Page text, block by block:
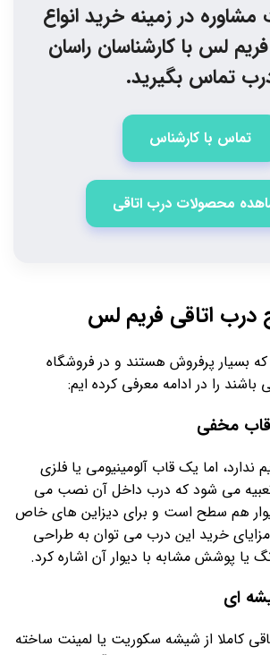
مشاوره در زمینه خرید انواع
لس با کارشناسان راسان
تماس بگیرید.
تماس با کارشناس
محصولات درب اتاقی
درب اتاقی فریم لس
بسیار پرفروش هستند و در فروشگاه
را در ادامه معرفی کرده ایم:
مخفی
ندارد، اما یک قاب آلومینیومی یا فلزی
تعبیه می شود که درب داخل آن نصب می
هم سطح است و برای دیزاین های خاص
خرید این درب می توان به طراحی
پوشش مشابه با دیوار آن اشاره کرد.
ای
کاملا از شیشه سکوریت یا لمینت ساخته